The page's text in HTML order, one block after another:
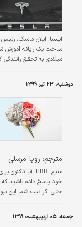
ایسنا: ایلان ماسک،
میلادی به تحقق
دوشنبه، ۲۳ تیر ۱۳۹۹
مترجم: رویا مرسلی
منبع: HBR:
آیا تاکنون
خود پاسخ داده باشید
حتی اگر نیت شما این
جمعه، ۰۵ اردیبهشت ۱۳۹۹